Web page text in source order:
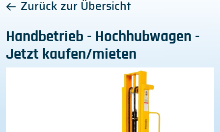
Zurück zur Übersicht
Handbetrieb - Hochhubwagen -
Jetzt kaufen/mieten